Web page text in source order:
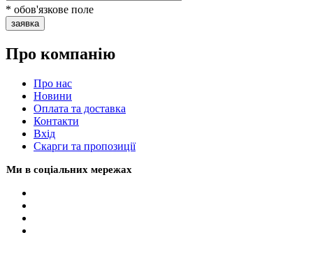
* обов'язкове поле
заявка
Про компанію
Про нас
Новини
Оплата та доставка
Контакти
Вхiд
Скарги та пропозиції
Ми в соціальних мережах